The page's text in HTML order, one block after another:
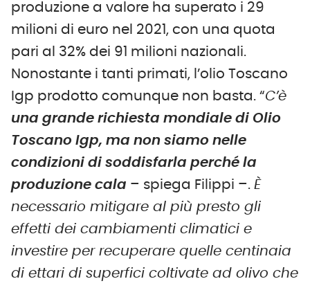
produzione a valore ha superato i 29
milioni di euro nel 2021, con una quota
pari al 32% dei 91 milioni nazionali.
Nonostante i tanti primati, l’olio Toscano
Igp prodotto comunque non basta. “C’è
una grande richiesta mondiale di Olio
Toscano Igp, ma non siamo nelle
condizioni di soddisfarla perché la
produzione cala – spiega Filippi –. È
necessario mitigare al più presto gli
effetti dei cambiamenti climatici e
investire per recuperare quelle centinaia
di ettari di superfici coltivate ad olivo che